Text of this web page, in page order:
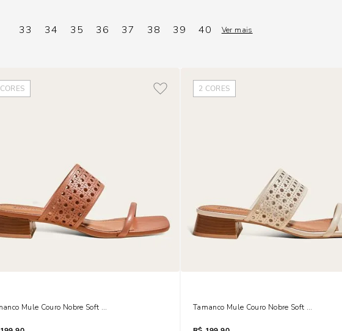
33 34 35 36 37 38 39 40 Ver mais
CORES
Mule Couro Nobre Soft Bico Quadrado Salto Baixo Grosso Marrom Safari
2 CORES
Tamanco Mule Couro Nobre Soft Bico